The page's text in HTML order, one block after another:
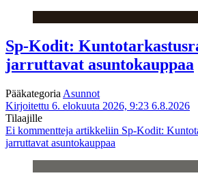
Sp-Kodit:
jarruttavat asuntokauppaa
Pääkategoria Asunnot
Kirjoitettu 6. elokuuta 2026, 9:23 6.8.2026
Tilaajille
Ei kommentteja artikkeliin Sp-Kodit:
jarruttavat asuntokauppaa